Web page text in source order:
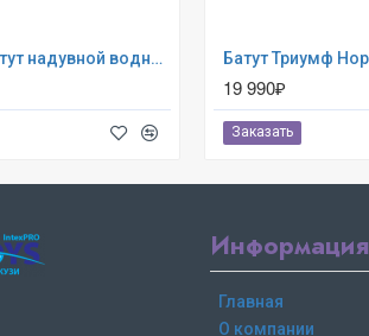
Happy Hop 9240 Батут надувной водная горка «Крокодильчик»
19 990₽
Заказать
Информация
Главная
О компании